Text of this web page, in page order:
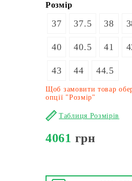
Розмір
37 37.5 38
40 40.5 41
43 44 44.5
Щоб замовити товар
опції "Розмір"
Таблиця Розмірів
4061 грн